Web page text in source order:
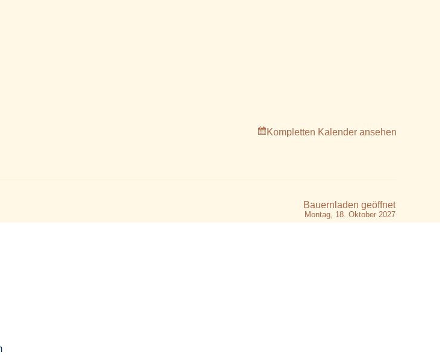
Kompletten Kalender ansehen
Bauernladen geöffnet
Montag, 18. Oktober 2027